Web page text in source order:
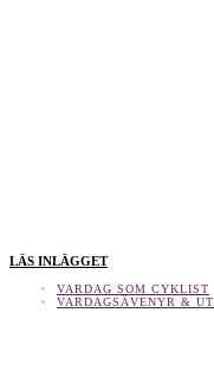
LÄS INLÄGGET
VARDAG SOM CYKLIST
VARDAGSÄVENYR &